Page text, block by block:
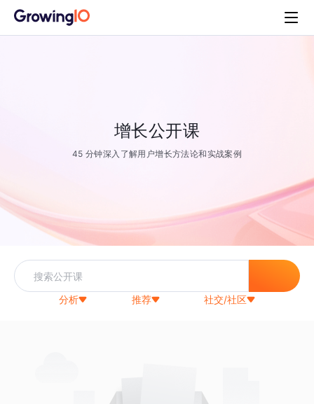
增长公开课
45 分钟深入了解用户增长方法论和实战案例
分析 推荐 社交/社区